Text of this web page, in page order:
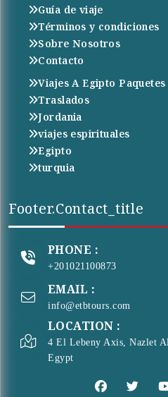
Guía de viaje
Términos y condiciones
Sobre Nosotros
Contacto
Viajes A Egipto Paquetes
Traslados
Jordania
viajes espirituales
Egipto
turquia
Footer.contact_title
PHONE :
+201021100873
EMAIL :
info@etbtours.com
LOCATION :
4 El Lebeny Axis, Nazlet
Egypt